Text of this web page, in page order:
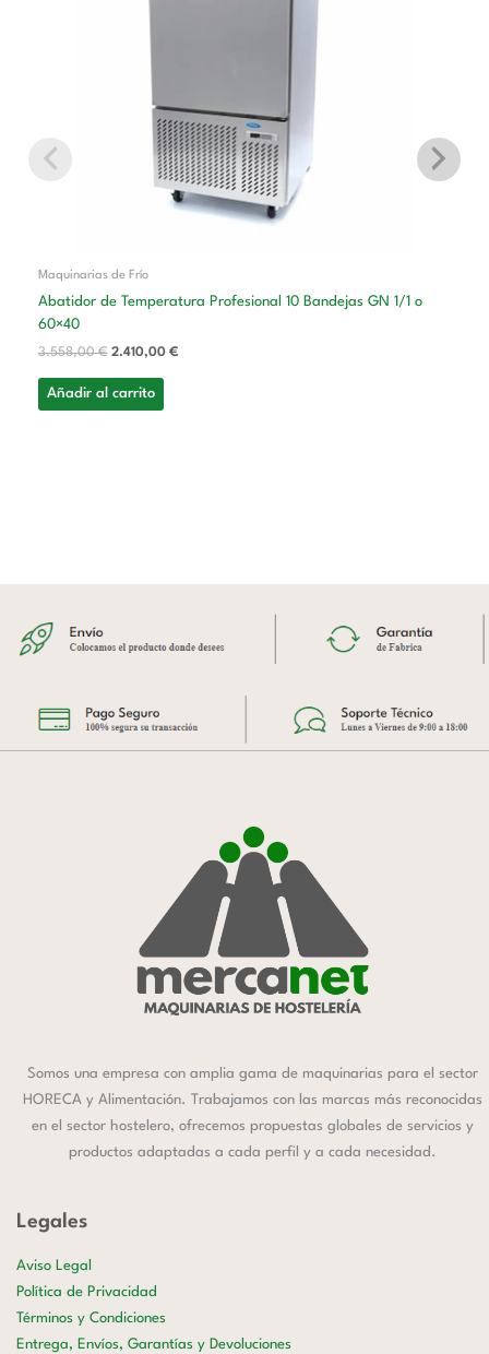
Maquinarias de Frío
Abatidor de Temperatura Profesional 10 Bandejas GN 1/1 o
60×40
3.558,00€ 2.410,00 €
Añadir al carrito
Somos una empresa con amplia gama de maquinarias para el sector
HORECA y Alimentación. Trabajamos con las marcas más reconocidas
en el sector hostelero, ofrecemos propuestas globales de servicios y
productos adaptadas a cada perfil y a cada necesidad.
Legales
Aviso Legal
Política de Privacidad
Términos y Condiciones
Entrega, Envíos, Garantías y Devoluciones